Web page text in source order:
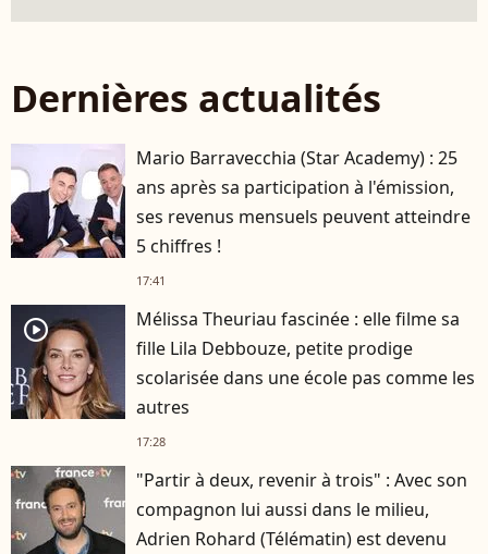
Dernières actualités
Mario Barravecchia (Star Academy) : 25
ans après sa participation à l'émission,
ses revenus mensuels peuvent atteindre
5 chiffres !
17:41
player2
Mélissa Theuriau fascinée : elle filme sa
fille Lila Debbouze, petite prodige
scolarisée dans une école pas comme les
autres
17:28
"Partir à deux, revenir à trois" : Avec son
compagnon lui aussi dans le milieu,
Adrien Rohard (Télématin) est devenu